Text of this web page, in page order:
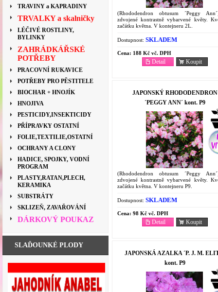
TRAVINY a KAPRADINY
TRVALKY a skalničky
LÉČIVÉ ROSTLINY,
BYLINKY
ZAHRÁDKÁŘSKÉ
POTŘEBY
PRACOVNÍ RUKAVICE
POTŘEBY PRO PĚSTITELE
BIOCHAR + HNOJÍK
HNOJIVA
PESTICIDY,INSEKTICIDY
PŘÍPRAVKY OSTATNÍ
FOLIE,TEXTILIE,OSTATNÍ
OCHRANY A CLONY
HADICE, SPOJKY, VODNÍ
PROGRAM
PLASTY,RATAN,PLECH,
KERAMIKA
SUBSTRÁTY
SKLIZEŇ, ZAVAŘOVÁNÍ
DÁRKOVÝ POUKAZ
SLAĎOUNKÉ PLODY
(Rhododendron obtusum ´Peggy
zdvojené kontrastně vybarvené květy.
začátku května. V kontejneru 2L.
Dostupnost: SKLADEM
Cena: 188 Kč vč. DPH
Koupit
Detail
JAPONSKÝ RHODODENDRON
´PEGGY ANN´ kont. P9
(Rhododendron obtusum ´Peggy
zdvojené kontrastně vybarvené květy.
začátku května. V kontejneru P9.
Dostupnost: SKLADEM
Cena: 98 Kč vč. DPH
Koupit
Detail
JAPONSKÁ AZALKA ´P. J. M.
kont. P9